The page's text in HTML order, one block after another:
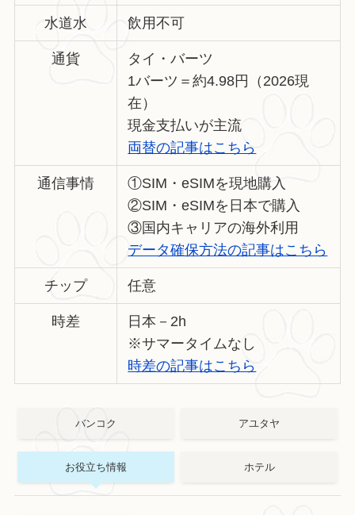
水道水 飲用不可
通貨
タイ・バーツ
1バーツ＝約4.98円（2026現
在）
現金支払いが主流
両替の記事はこちら
通信事情
①SIM・eSIMを現地購入
②SIM・eSIMを日本で購入
③国内キャリアの海外利用
データ確保方法の記事はこちら
チップ 任意
時差
日本－2h
※サマータイムなし
時差の記事はこちら
バンコク アユタヤ
お役立ち情報 ホテル